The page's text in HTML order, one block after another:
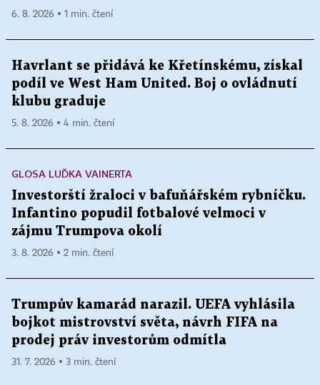
6. 8. 2026 ▪ 1 min. čtení
Havrlant se přidává ke Křetínskému, získal
podíl ve West Ham United. Boj o ovládnutí
klubu graduje
5. 8. 2026 ▪ 4 min. čtení
GLOSA LUĎKA VAINERTA
Investorští žraloci v bafuňářském rybníčku.
Infantino popudil fotbalové velmoci v
zájmu Trumpova okolí
3. 8. 2026 ▪ 2 min. čtení
Trumpův kamarád narazil. UEFA vyhlásila
bojkot mistrovství světa, návrh FIFA na
prodej práv investorům odmítla
31. 7. 2026 ▪ 3 min. čtení